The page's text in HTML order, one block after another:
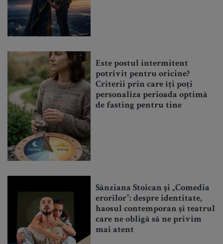
Este postul intermitent
potrivit pentru oricine?
Criterii prin care îți poți
personaliza perioada optimă
de fasting pentru tine
Sânziana Stoican și „Comedia
erorilor”: despre identitate,
haosul contemporan și teatrul
care ne obligă să ne privim
mai atent